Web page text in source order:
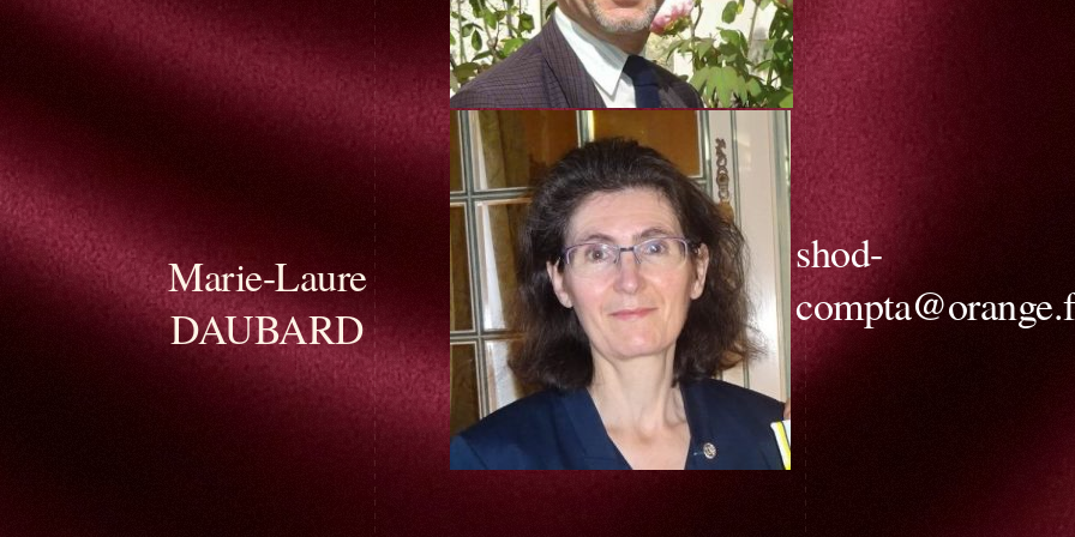
Marie-Laure
DAUBARD
shod-